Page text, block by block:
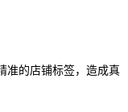
准的店铺标签，造成真